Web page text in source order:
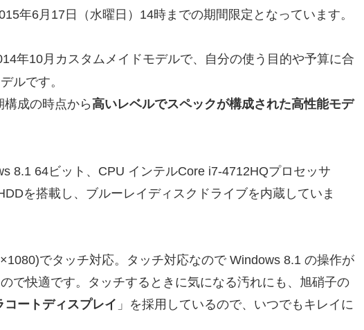
年6月17日（水曜日）14時までの期間限定となっています。
年10月カスタムメイドモデルで、自分の使う目的や予算に合
ルです。
成の時点から高いレベルでスペックが構成された高性能モデ
8.1 64ビット、CPU インテルCore i7-4712HQプロセッサ
を搭載し、ブルーレイディスクドライブを内蔵していま
でタッチ対応。タッチ対応なので Windows 8.1 の操作が
で快適です。タッチするときに気になる汚れにも、旭硝子の
コートディスプレイ 」を採用しているので、いつでもキレイに